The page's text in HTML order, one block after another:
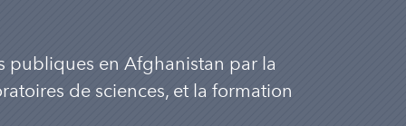
publiques en Afghanistan par la
de sciences, et la formation